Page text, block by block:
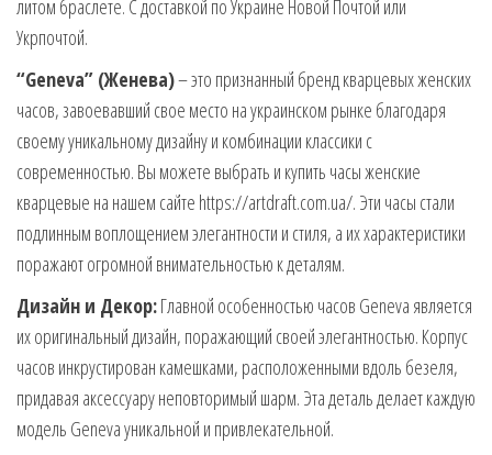
литом браслете. С доставкой по Украине Новой Почтой или
Укрпочтой.
“Geneva” (Женева)– это признанный бренд кварцевых женских
часов, завоевавший свое место на украинском рынке благодаря
своему уникальному дизайну и комбинации классики с
современностью. Вы можете выбрать и купить часы женские
кварцевые на нашем сайте https://artdraft.com.ua/. Эти часы стали
подлинным воплощением элегантности и стиля, а их характеристики
поражают огромной внимательностью к деталям.
Дизайн и Декор:Главной особенностью часов Geneva является
их оригинальный дизайн, поражающий своей элегантностью. Корпус
часов инкрустирован камешками, расположенными вдоль безеля,
придавая аксессуару неповторимый шарм. Эта деталь делает каждую
модель Geneva уникальной и привлекательной.